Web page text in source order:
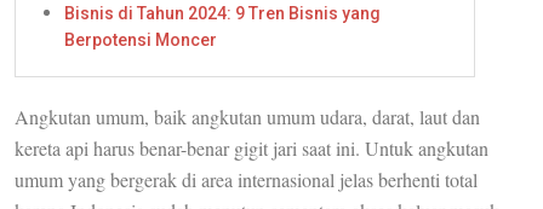
Bisnis di Tahun 2024: 9 Tren Bisnis yang
Berpotensi Moncer
Angkutan umum, baik angkutan umum udara, darat, laut dan
kereta api harus benar-benar gigit jari saat ini. Untuk angkutan
umum yang bergerak di area internasional jelas berhenti total